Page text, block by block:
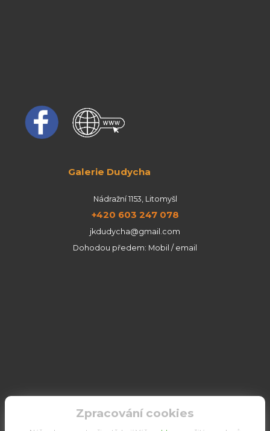
Galerie Dudycha
Nádražní 1153, Litomyšl
+420 603 247 078
jkdudycha@gmail.com
Dohodou předem: Mobil / email
Zpracování cookies